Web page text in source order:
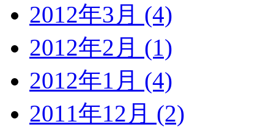
2012年3月 (4)
2012年2月 (1)
2012年1月 (4)
2011年12月 (2)